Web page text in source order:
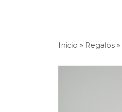
Inicio » Regalos»